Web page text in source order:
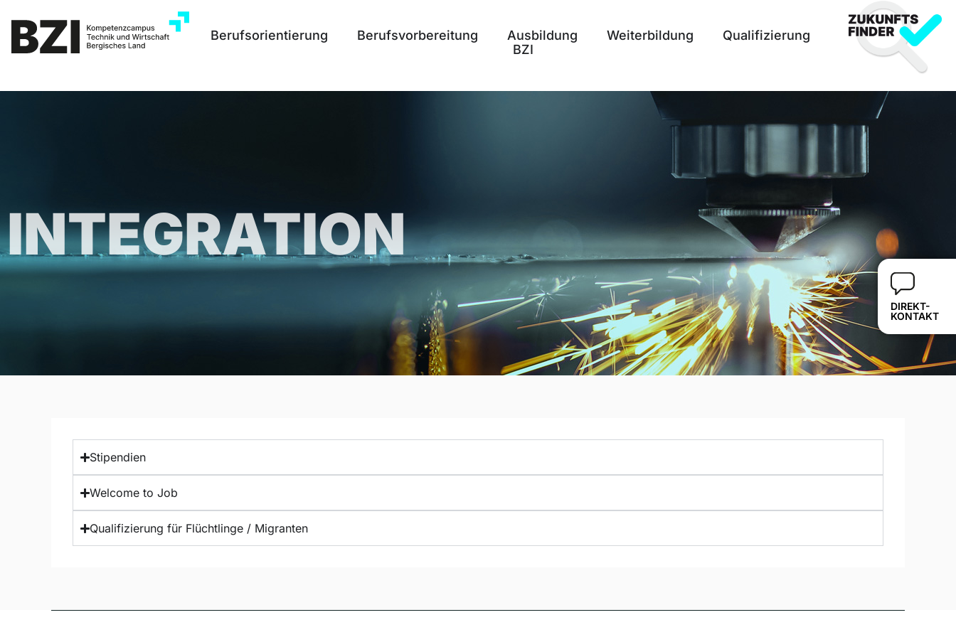
Berufsorientierung Berufsvorbereitung Ausbildung Weiterbildung
Qualifizierung
BZI
DIREKT-
KONTAKT
INTEGRATION
Stipendien
Welcome to Job
Qualifizierung für Flüchtlinge / Migranten